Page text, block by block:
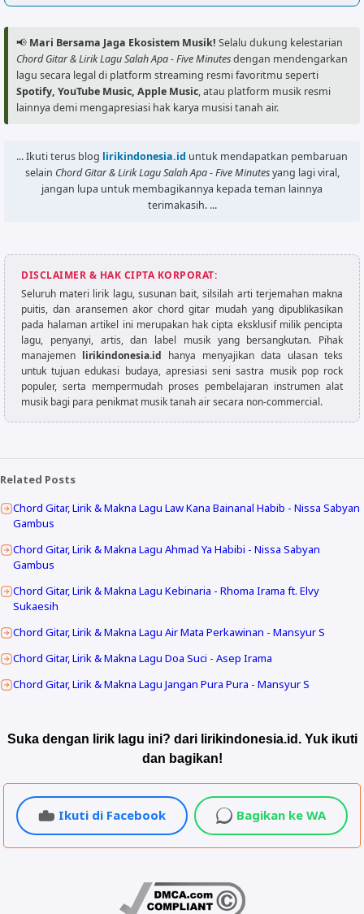
📢 Mari Bersama Jaga Ekosistem Musik! Selalu dukung kelestarian
Chord Gitar & Lirik Lagu Salah Apa - Five Minutesdengan mendengarkan
lagu secara legal di platform streaming resmi favoritmu seperti
Spotify, YouTube Music, Apple Music, atau platform musik resmi
lainnya demi mengapresiasi hak karya musisi tanah air.
... Ikuti terus blog lirikindonesia.id untuk mendapatkan pembaruan
selain Chord Gitar & Lirik Lagu Salah Apa - Five Minutesyang lagi viral,
jangan lupa untuk membagikannya kepada teman lainnya
terimakasih. ...
DISCLAIMER & HAK CIPTA KORPORAT:
Seluruh materi lirik lagu, susunan bait, silsilah arti terjemahan makna
puitis, dan aransemen akor chord gitar mudah yang dipublikasikan
pada halaman artikel ini merupakan hak cipta eksklusif milik pencipta
lagu, penyanyi, artis, dan label musik yang bersangkutan. Pihak
manajemen lirikindonesia.id hanya menyajikan data ulasan teks
untuk tujuan edukasi budaya, apresiasi seni sastra musik pop rock
populer, serta mempermudah proses pembelajaran instrumen alat
musik bagi para penikmat musik tanah air secara non-commercial.
Related Posts
Chord Gitar, Lirik & Makna Lagu Law Kana Bainanal Habib - Nissa Sabyan
Gambus
Chord Gitar, Lirik & Makna Lagu Ahmad Ya Habibi - Nissa Sabyan
Gambus
Chord Gitar, Lirik & Makna Lagu Kebinaria - Rhoma Irama ft. Elvy
Sukaesih
Chord Gitar, Lirik & Makna Lagu Air Mata Perkawinan - Mansyur S
Chord Gitar, Lirik & Makna Lagu Doa Suci - Asep Irama
Chord Gitar, Lirik & Makna Lagu Jangan Pura Pura - Mansyur S
Suka dengan lirik lagu ini? dari lirikindonesia.id. Yuk ikuti
dan bagikan!
Ikuti di Facebook Bagikan ke WA